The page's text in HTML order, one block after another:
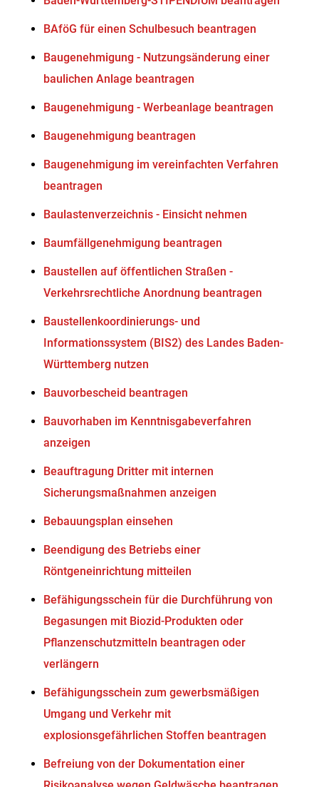
BAföG für einen Schulbesuch beantragen
Baugenehmigung - Nutzungsänderung einer
baulichen Anlage beantragen
Baugenehmigung - Werbeanlage beantragen
Baugenehmigung beantragen
Baugenehmigung im vereinfachten Verfahren
beantragen
Baulastenverzeichnis - Einsicht nehmen
Baumfällgenehmigung beantragen
Baustellen auf öffentlichen Straßen -
Verkehrsrechtliche Anordnung beantragen
Baustellenkoordinierungs- und
Informationssystem (BIS2) des Landes Baden-
Württemberg nutzen
Bauvorbescheid beantragen
Bauvorhaben im Kenntnisgabeverfahren
anzeigen
Beauftragung Dritter mit internen
Sicherungsmaßnahmen anzeigen
Bebauungsplan einsehen
Beendigung des Betriebs einer
Röntgeneinrichtung mitteilen
Befähigungsschein für die Durchführung von
Begasungen mit Biozid-Produkten oder
Pflanzenschutzmitteln beantragen oder
verlängern
Befähigungsschein zum gewerbsmäßigen
Umgang und Verkehr mit
explosionsgefährlichen Stoffen beantragen
Befreiung von der Dokumentation einer